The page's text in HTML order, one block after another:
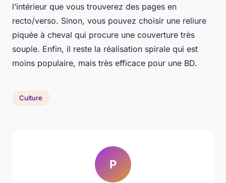
l’intérieur que vous trouverez des pages en
recto/verso. Sinon, vous pouvez choisir une reliure
piquée à cheval qui procure une couverture très
souple. Enfin, il reste la réalisation spirale qui est
moins populaire, mais très efficace pour une BD.
Culture
P